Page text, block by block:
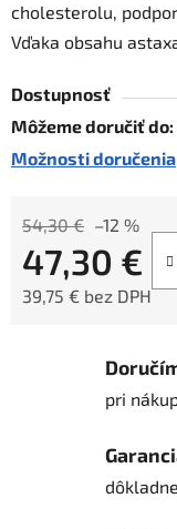
cholesterolu,
Vďaka obsahu
Dostupnosť
Môžeme doručiť do:
Možnosti doručenia
54,30 € –12 %
47,30 €
39,75 € bez DPH
pri